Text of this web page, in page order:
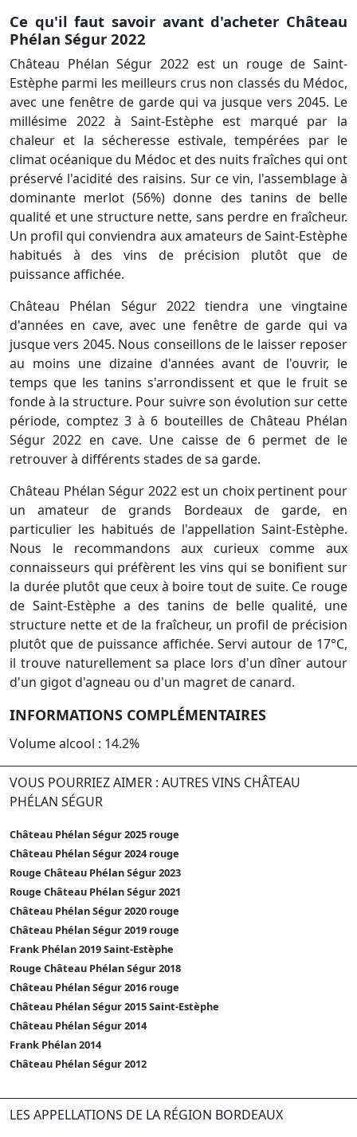
Ce qu'il faut savoir avant d'acheter Château
Phélan Ségur 2022
Château Phélan Ségur 2022 est un rouge de Saint-
Estèphe parmi les meilleurs crus non classés du Médoc,
avec une fenêtre de garde qui va jusque vers 2045. Le
millésime 2022 à Saint-Estèphe est marqué par la
chaleur et la sécheresse estivale, tempérées par le
climat océanique du Médoc et des nuits fraîches qui ont
préservé l'acidité des raisins. Sur ce vin, l'assemblage à
dominante merlot (56%) donne des tanins de belle
qualité et une structure nette, sans perdre en fraîcheur.
Un profil qui conviendra aux amateurs de Saint-Estèphe
habitués à des vins de précision plutôt que de
puissance affichée.
Château Phélan Ségur 2022 tiendra une vingtaine
d'années en cave, avec une fenêtre de garde qui va
jusque vers 2045. Nous conseillons de le laisser reposer
au moins une dizaine d'années avant de l'ouvrir, le
temps que les tanins s'arrondissent et que le fruit se
fonde à la structure. Pour suivre son évolution sur cette
période, comptez 3 à 6 bouteilles de Château Phélan
Ségur 2022 en cave. Une caisse de 6 permet de le
retrouver à différents stades de sa garde.
Château Phélan Ségur 2022 est un choix pertinent pour
un amateur de grands Bordeaux de garde, en
particulier les habitués de l'appellation Saint-Estèphe.
Nous le recommandons aux curieux comme aux
connaisseurs qui préfèrent les vins qui se bonifient sur
la durée plutôt que ceux à boire tout de suite. Ce rouge
de Saint-Estèphe a des tanins de belle qualité, une
structure nette et de la fraîcheur, un profil de précision
plutôt que de puissance affichée. Servi autour de 17°C,
il trouve naturellement sa place lors d'un dîner autour
d'un gigot d'agneau ou d'un magret de canard.
INFORMATIONS COMPLÉMENTAIRES
Volume alcool : 14.2%
VOUS POURRIEZ AIMER : AUTRES VINS CHÂTEAU
PHÉLAN SÉGUR
Château Phélan Ségur 2025 rouge
Château Phélan Ségur 2024 rouge
Rouge Château Phélan Ségur 2023
Rouge Château Phélan Ségur 2021
Château Phélan Ségur 2020 rouge
Château Phélan Ségur 2019 rouge
Frank Phélan 2019 Saint-Estèphe
Rouge Château Phélan Ségur 2018
Château Phélan Ségur 2016 rouge
Château Phélan Ségur 2015 Saint-Estèphe
Château Phélan Ségur 2014
Frank Phélan 2014
Château Phélan Ségur 2012
LES APPELLATIONS DE LA RÉGION BORDEAUX